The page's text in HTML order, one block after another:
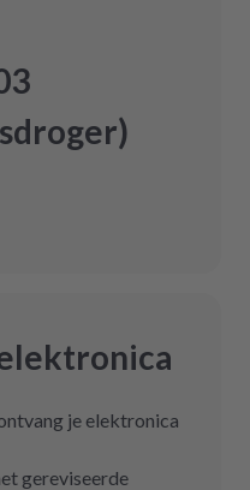
je elektronica
gereviseerde